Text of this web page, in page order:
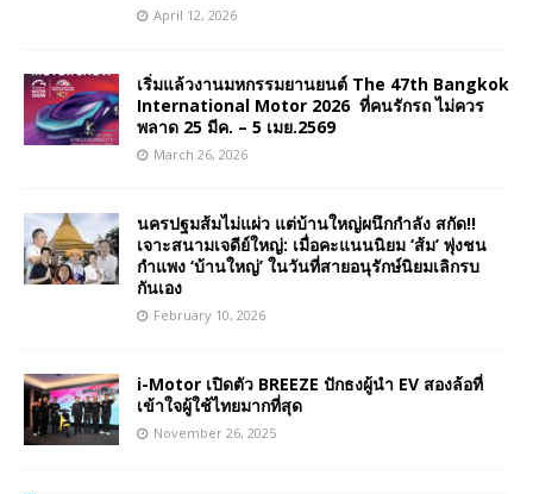
April 12, 2026
เริ่มแล้วงานมหกรรมยานยนต์ The 47th Bangkok
International Motor 2026 ที่คนรักรถ ไม่ควร
พลาด 25 มีค. – 5 เมย.2569
March 26, 2026
นครปฐมส้มไม่แผ่ว แต่บ้านใหญ่ผนึกกำลัง สกัด!!
เจาะสนามเจดีย์ใหญ่: เมื่อคะแนนนิยม ‘ส้ม’ พุ่งชน
กำแพง ‘บ้านใหญ่’ ในวันที่สายอนุรักษ์นิยมเลิกรบ
กันเอง
February 10, 2026
i-Motor เปิดตัว BREEZE ปักธงผู้นำ EV สองล้อที่
เข้าใจผู้ใช้ไทยมากที่สุด
November 26, 2025